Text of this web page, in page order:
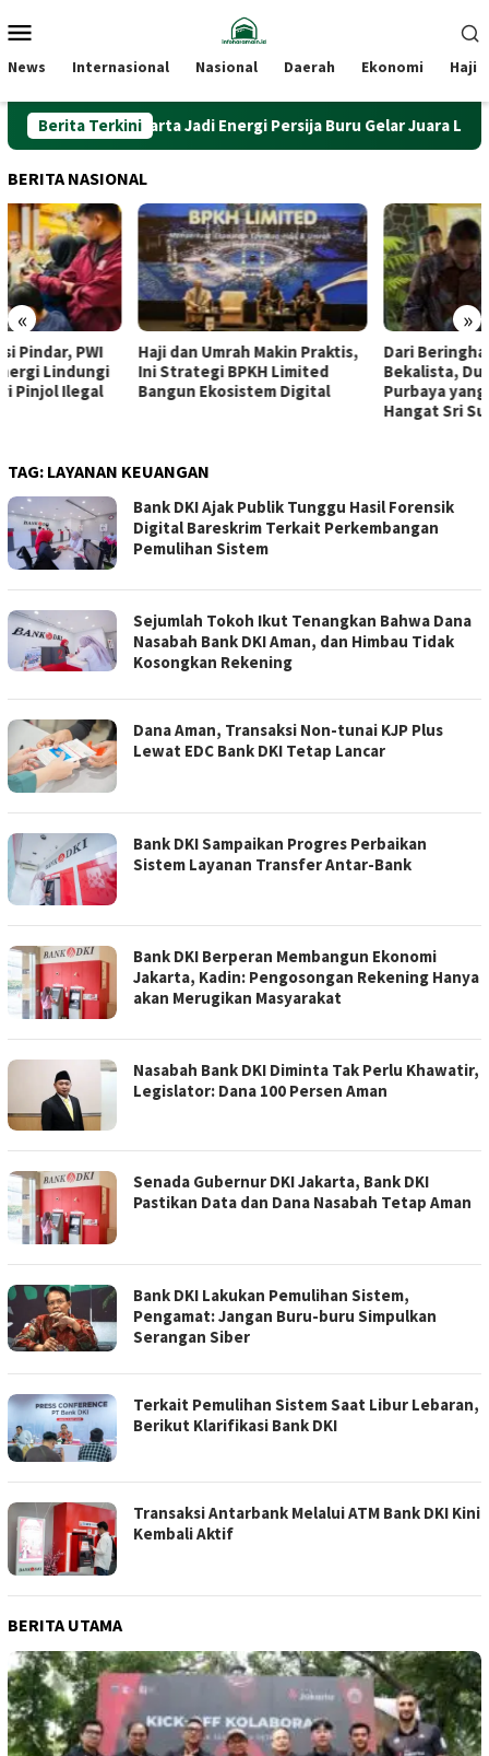
ke
Mobile
News Internasional Nasional Daerah Ekonomi Haji
Berita Terkini
Bank Jakarta Jadi Energi Persija Buru Gelar Juara Liga
BERITA NASIONAL
« »
Haji dan Umrah Makin Praktis,
Ini Strategi BPKH Limited
Bangun Ekosistem Digital
Dari Beringharjo hingga
Bekalista, Dua Kunjungan
Purbaya yang Disambut
Hangat Sri Sultan
TAG: LAYANAN KEUANGAN
Bank DKI Ajak Publik Tunggu Hasil Forensik
Digital Bareskrim Terkait Perkembangan
Pemulihan Sistem
Sejumlah Tokoh Ikut Tenangkan Bahwa Dana
Nasabah Bank DKI Aman, dan Himbau Tidak
Kosongkan Rekening
Dana Aman, Transaksi Non-tunai KJP Plus
Lewat EDC Bank DKI Tetap Lancar
Bank DKI Sampaikan Progres Perbaikan
Sistem Layanan Transfer Antar-Bank
Bank DKI Berperan Membangun Ekonomi
Jakarta, Kadin: Pengosongan Rekening Hanya
akan Merugikan Masyarakat
Nasabah Bank DKI Diminta Tak Perlu Khawatir,
Legislator: Dana 100 Persen Aman
Senada Gubernur DKI Jakarta, Bank DKI
Pastikan Data dan Dana Nasabah Tetap Aman
Bank DKI Lakukan Pemulihan Sistem,
Pengamat: Jangan Buru-buru Simpulkan
Serangan Siber
Terkait Pemulihan Sistem Saat Libur Lebaran,
Berikut Klarifikasi Bank DKI
Transaksi Antarbank Melalui ATM Bank DKI Kini
Kembali Aktif
BERITA UTAMA